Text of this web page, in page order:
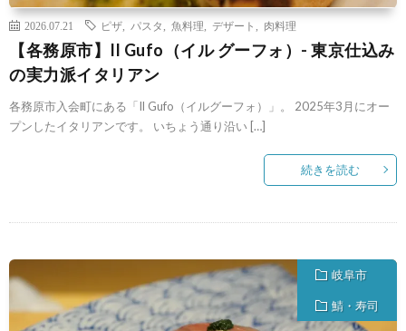
2026.07.21 ピザ パスタ 魚料理 デザート 肉料理
【各務原市】Il Gufo（イル グーフォ）- 東京仕込み
の実力派イタリアン
各務原市入会町にある「Il Gufo（イルグーフォ）」。 2025年3月にオー
プンしたイタリアンです。 いちょう通り沿い […]
続きを読む
岐阜市
鯖・寿司